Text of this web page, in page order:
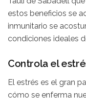
estos beneficios se
inmunitario se
condiciones ideales
Controla el
El estrés es el gran
cómo se enferma